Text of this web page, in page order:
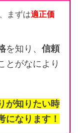
まずは適正価
を知り、 信頼
とがなにより
が知りたい時
になります！